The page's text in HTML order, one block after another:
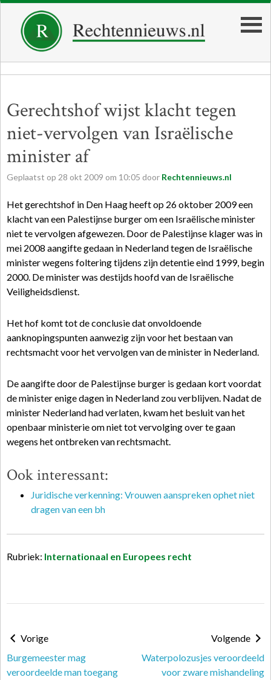
Gerechtshof wijst klacht tegen
niet-vervolgen van Israëlische
minister af
Geplaatst op 28 okt 2009 om 10:05 door Rechtennieuws.nl
Het gerechtshof in Den Haag heeft op 26 oktober 2009 een
klacht van een Palestijnse burger om een Israëlische minister
niet te vervolgen afgewezen. Door de Palestijnse klager was in
mei 2008 aangifte gedaan in Nederland tegen de Israëlische
minister wegens foltering tijdens zijn detentie eind 1999, begin
2000. De minister was destijds hoofd van de Israëlische
Veiligheidsdienst.
Het hof komt tot de conclusie dat onvoldoende
aanknopingspunten aanwezig zijn voor het bestaan van
rechtsmacht voor het vervolgen van de minister in Nederland.
De aangifte door de Palestijnse burger is gedaan kort voordat
de minister enige dagen in Nederland zou verblijven. Nadat de
minister Nederland had verlaten, kwam het besluit van het
openbaar ministerie om niet tot vervolging over te gaan
wegens het ontbreken van rechtsmacht.
Ook interessant:
Juridische verkenning: Vrouwen aanspreken ophet niet
dragen van een bh
Rubriek: Internationaal en Europees recht
Vorige
Burgemeester mag
veroordeelde man toegang
Volgende
Waterpolozusjes veroordeeld
voor zware mishandeling